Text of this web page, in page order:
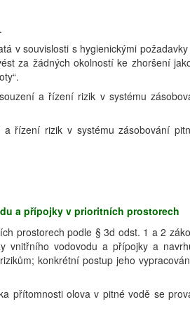
v souvislosti s hygienickými
za žádných okolností ke zhoršení
a řízení rizik v systému
řízení rizik v systému zásobování
a přípojky v prioritních prostorech
prostorech podle § 3d odst. 1 a 2
vnitřního vodovodu a přípojky a
konkrétní postup jeho
přítomnosti olova v pitné vodě se